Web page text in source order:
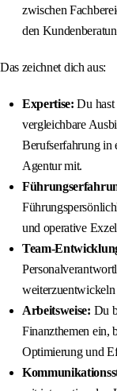
zwischen
den
Das zeichnet dich aus:
Expertise: Du hast
vergleichbare
Berufserfahrung in
Agentur mit.
und operative
Team-
Arbeitsweise: Du
Finanzthemen ein,
Optimierung und